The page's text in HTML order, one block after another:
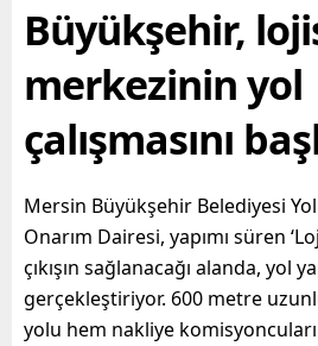
Büyükşehir,
merkezinin yol
çalışmasını
Mersin Büyükşehir Belediyesi Yol
Onarım Dairesi, yapımı süren
çıkışın sağlanacağı alanda, yol
gerçekleştiriyor. 600 metre
yolu hem nakliye